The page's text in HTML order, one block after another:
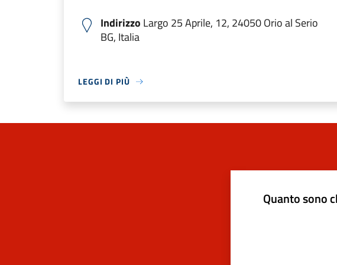
Indirizzo Largo 25 Aprile, 12, 24050 Orio al Serio
BG, Italia
LEGGI DI PIÙ
Quanto sono